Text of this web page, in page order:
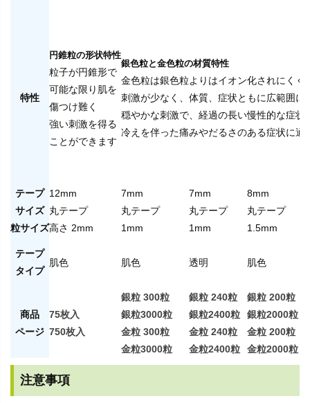
特性
円錐粒の形状特性
粒子が円錐形で
可能な限り肌を
傷つけ難く
強い刺激を得る
ことができます
銀色粒と金色粒の材質特性
金色粒は銀色粒よりはイオン化されにくく
刺激が少なく、体質、症状ともに広範囲に
穏やかな刺激で、経過の長い慢性的な症状
冷えを伴った痛みやだるさのある症状に適
テープ
サイズ
12mm
丸テープ
7mm
丸テープ
7mm
丸テープ
8mm
丸テープ
粒サイズ高さ 2mm 1mm 1mm 1.5mm
テープ
タイプ
肌色 肌色 透明 肌色
商品
ページ
75枚入
750枚入
銀粒 300粒
銀粒3000粒
金粒 300粒
金粒3000粒
銀粒 240粒
銀粒2400粒
金粒 240粒
金粒2400粒
銀粒 200粒
銀粒2000粒
金粒 200粒
金粒2000粒
注意事項